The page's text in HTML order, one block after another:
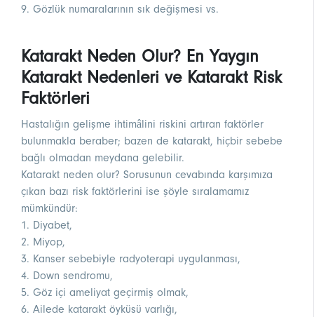
9. Gözlük numaralarının sık değişmesi vs.
Katarakt Neden Olur? En Yaygın
Katarakt Nedenleri ve Katarakt Risk
Faktörleri
Hastalığın gelişme ihtimâlini riskini artıran faktörler
bulunmakla beraber; bazen de katarakt, hiçbir sebebe
bağlı olmadan meydana gelebilir.
Katarakt neden olur? Sorusunun cevabında karşımıza
çıkan bazı risk faktörlerini ise şöyle sıralamamız
mümkündür:
1. Diyabet,
2. Miyop,
3. Kanser sebebiyle radyoterapi uygulanması,
4. Down sendromu,
5. Göz içi ameliyat geçirmiş olmak,
6. Ailede katarakt öyküsü varlığı,